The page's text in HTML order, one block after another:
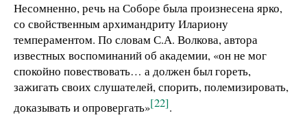
Несомненно, речь на Соборе была произнесена ярко,
со свойственным архимандриту Илариону
темпераментом. По словам С.А. Волкова, автора
известных воспоминаний об академии, «он не мог
спокойно повествовать… а должен был гореть,
зажигать своих слушателей, спорить, полемизировать,
доказывать и опровергать»[22].